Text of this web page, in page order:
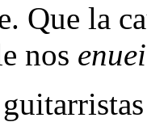
Que la
nos